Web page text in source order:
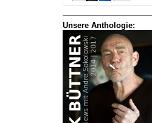
Unsere Anthologie: